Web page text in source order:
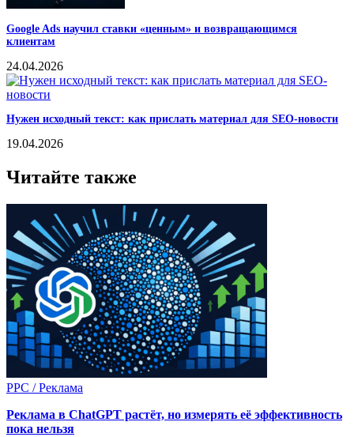
Google Ads научил ставки «ценным» и возвращающимся
клиентам
24.04.2026
Нужен исходный текст: как прислать материал для SEO-новости
19.04.2026
Читайте также
PPC / Реклама
Реклама в ChatGPT растёт, но измерять её эффективность
пока нельзя